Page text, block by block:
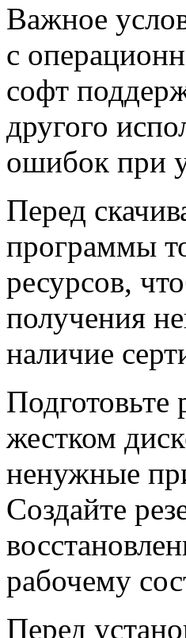
Важное
с
софт
другого
ошибок при
Перед
программы
ресурсов,
получения
наличие
Подготовьте
жестком
ненужные
Создайте
рабочему
Перед